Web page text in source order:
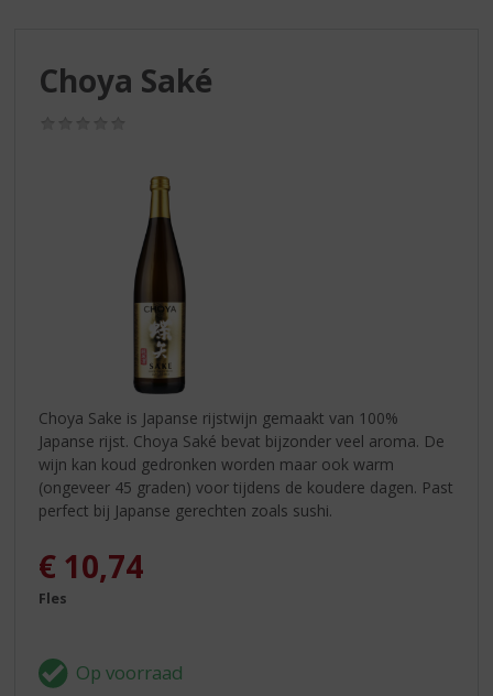
Choya Saké
Choya Sake is Japanse rijstwijn gemaakt van 100%
Japanse rijst. Choya Saké bevat bijzonder veel aroma. De
wijn kan koud gedronken worden maar ook warm
(ongeveer 45 graden) voor tijdens de koudere dagen. Past
perfect bij Japanse gerechten zoals sushi.
€ 10,74
Fles